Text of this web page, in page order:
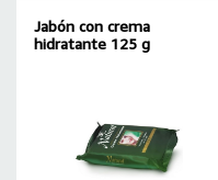
Jabón con crema
hidratante 125 g